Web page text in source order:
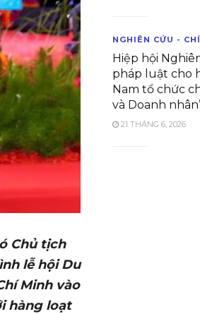
Chủ tịch
lễ hội Du
Minh vào
hàng loạt
NGHIÊN CỨU -
Hiệp hội
pháp luật cho
Nam tổ chức
và Doanh
21 THÁNG 6, 2026